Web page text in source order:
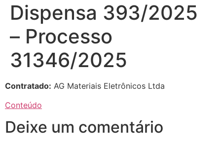
Dispensa 393/2025
– Processo
31346/2025
Contratado: AG Materiais Eletrônicos Ltda
Conteúdo
Deixe um comentário